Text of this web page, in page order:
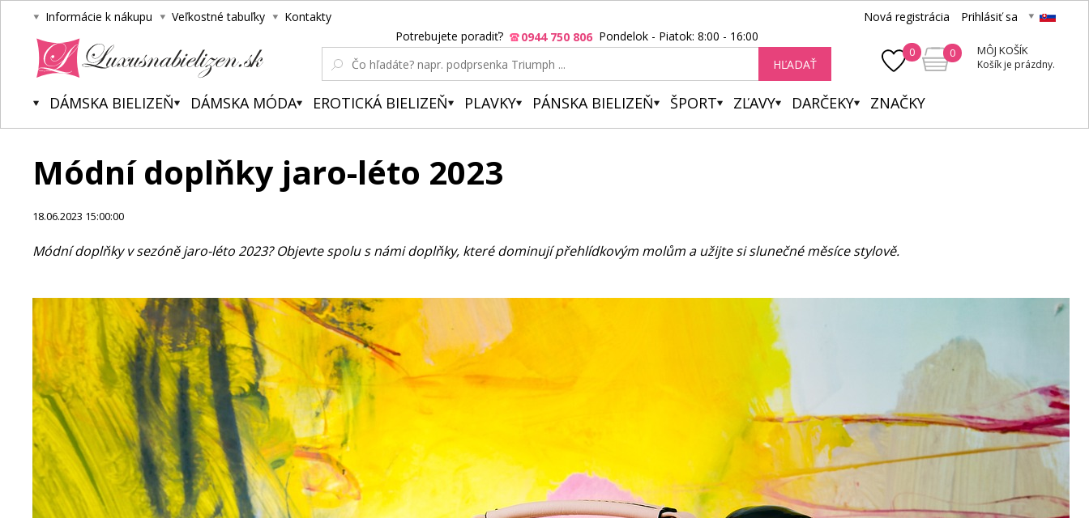
Informácie k nákupu Veľkostné tabuľky Kontakty Nová registrácia Prihlásiť sa
0 0 MÔJ KOŠÍK
Košík je prázdny.
Potrebujete poradiť? 0944 750 806 Pondelok - Piatok: 8:00 - 16:00
HĽADAŤ
DÁMSKA BIELIZEŇ DÁMSKA MÓDA EROTICKÁ BIELIZEŇ PLAVKY PÁNSKA BIELIZEŇ ŠPORT ZĽAVY DARČEKY ZNAČKY
Módní doplňky jaro-léto 2023
18.06.2023 15:00:00
Módní doplňky v sezóně jaro-léto 2023? Objevte spolu s námi doplňky, které dominují přehlídkovým molům a užijte si slunečné měsíce stylově.